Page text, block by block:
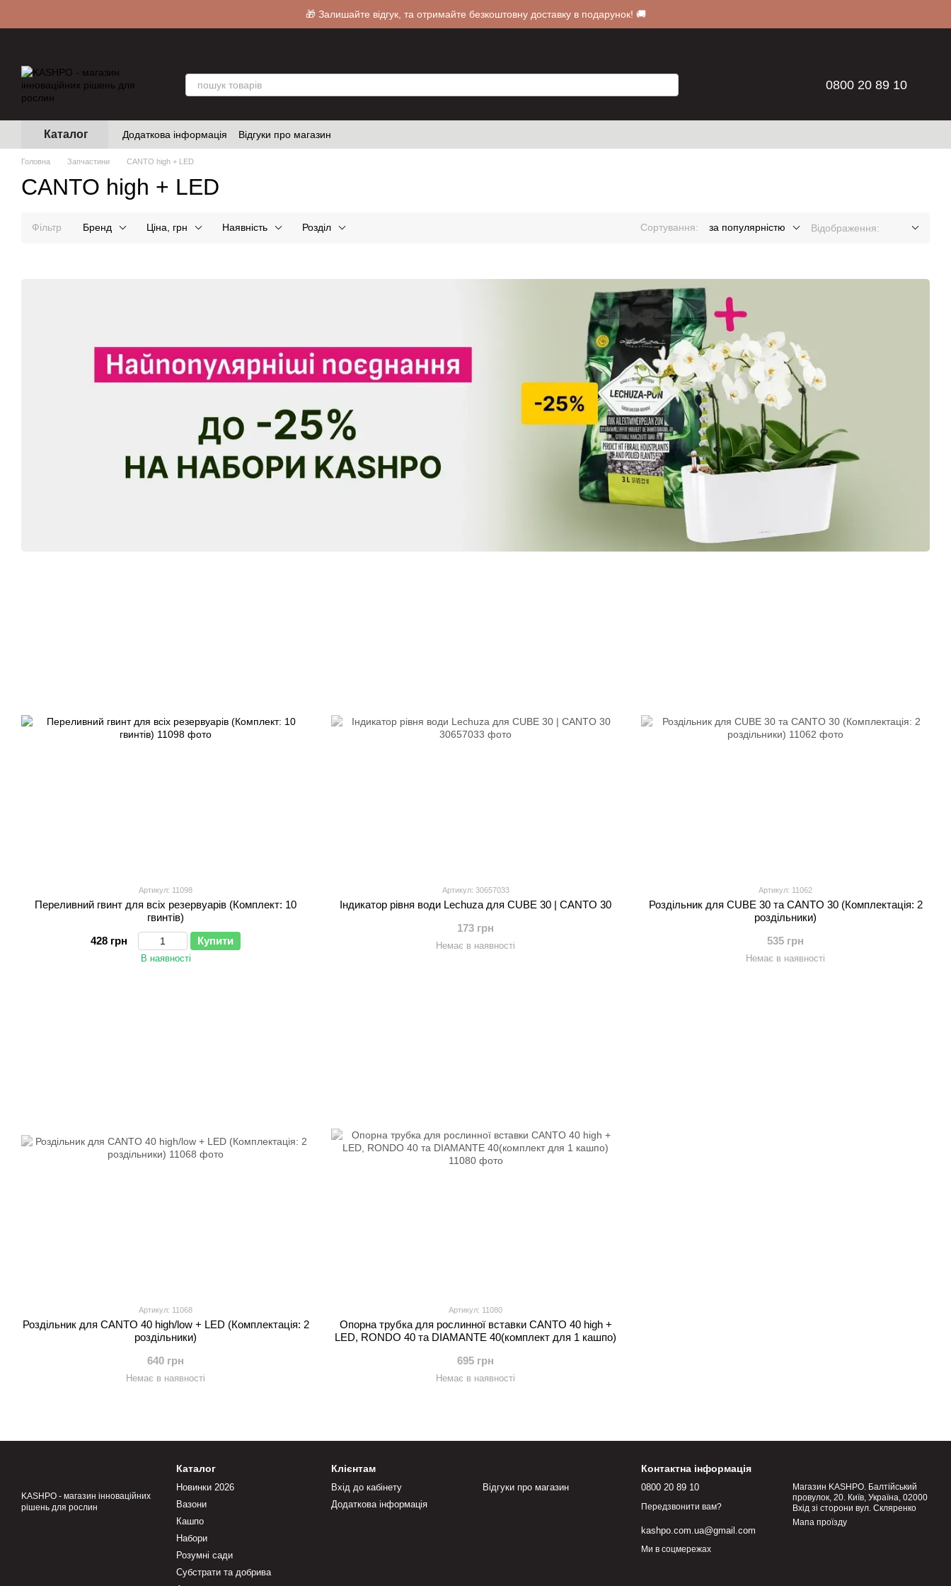
🎁 Залишайте відгук, та отримайте безкоштовну доставку в подарунок! 🚚
0800 20 89 10
Каталог Додаткова інформація Відгуки про магазин
Головна Запчастини CANTO high + LED
CANTO high + LED
Фільтр Бренд Ціна, грн Наявність Розділ Сортування: за популярністю Відображення:
Артикул: 11098
Переливний гвинт для всіх резервуарів (Комплект: 10
гвинтів)
428 грн
Купити
В наявності
Артикул: 30657033
Індикатор рівня води Lechuza для CUBE 30 | CANTO 30
173 грн
Немає в наявності
Артикул: 11062
Роздільник для CUBE 30 та CANTO 30 (Комплектація: 2
роздільники)
535 грн
Немає в наявності
Артикул: 11068
Роздільник для CANTO 40 high/low + LED (Комплектація: 2
роздільники)
640 грн
Немає в наявності
Артикул: 11080
Опорна трубка для рослинної вставки CANTO 40 high +
LED, RONDO 40 та DIAMANTE 40(комплект для 1 кашпо)
695 грн
Немає в наявності
KASHPO - магазин інноваційних
рішень для рослин
Каталог
Новинки 2026
Вазони
Кашпо
Набори
Розумні сади
Субстрати та добрива
Клієнтам
Вхід до кабінету
Додаткова інформація
Відгуки про магазин
Контактна інформація
0800 20 89 10
Передзвонити вам?
kashpo.com.ua@gmail.com
Магазин KASHPO. Балтійський
провулок, 20. Київ, Україна, 02000
Вхід зі сторони вул. Скляренко
Мапа проїзду
Ми в соцмережах